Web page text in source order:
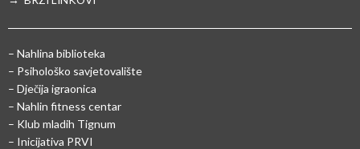
– Nahlina biblioteka
– Psihološko savjetovalište
– Dječija igraonica
– Nahlin fitness centar
– Klub mladih Tignum
– Inicijativa PRVI